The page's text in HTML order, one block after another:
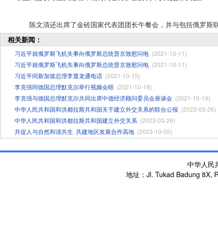
陈文清还出席了金砖国家代表团团长午餐会，并与包括俄罗
相关新闻：
习近平就俄罗斯飞机失事向俄罗斯总统普京致慰问电 (2021-10-11)
习近平就俄罗斯飞机失事向俄罗斯总统普京致慰问电 (2021-10-11)
习近平同新加坡总理李显龙通电话 (2021-10-15)
李克强同德国总理默克尔举行视频会晤 (2021-10-18)
李克强与德国总理默克尔共同出席中德经济顾问委员会座谈会 (2021-10-19)
中华人民共和国和洪都拉斯共和国关于建立外交关系的联合公报 (2023-03-26)
中华人民共和国和洪都拉斯共和国建立外交关系 (2023-03-26)
共促人与自然和谐共生 ​共建地区发展合作高地 (2023-10-05)
中华人民
地址：Jl. Tukad Badung 8X,